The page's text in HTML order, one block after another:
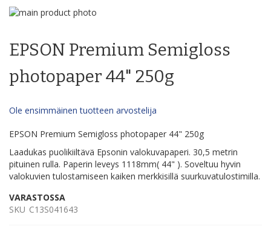
Content
Skip
end
the
images
the
of
the
gallery
EPSON Premium Semigloss
photopaper 44" 250g
Ole ensimmäinen tuotteen arvostelija
EPSON Premium Semigloss photopaper 44" 250g
Laadukas puolikiiltävä Epsonin valokuvapaperi. 30,5 metrin
pituinen rulla. Paperin leveys 1118mm( 44" ). Soveltuu hyvin
valokuvien tulostamiseen kaiken merkkisillä suurkuvatulostimilla.
VARASTOSSA
SKU C13S041643